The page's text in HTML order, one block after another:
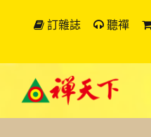
訂雜誌 聽禪